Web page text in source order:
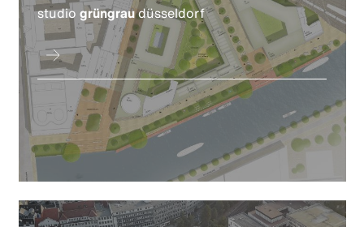
studiogrüngraudüsseldorf